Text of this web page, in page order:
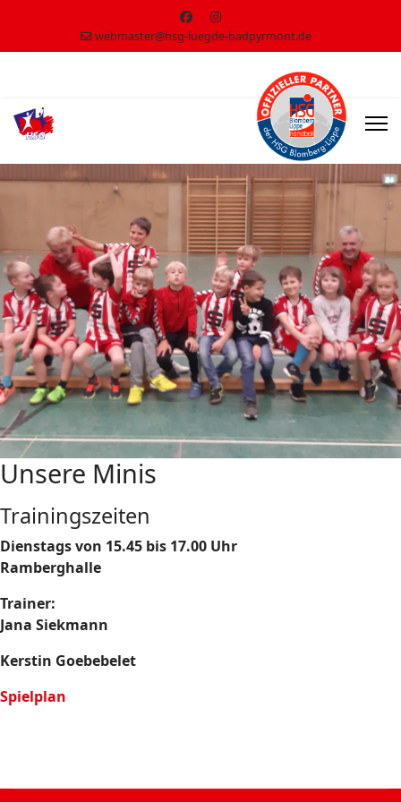
webmaster@hsg-luegde-badpyrmont.de
Unsere Minis
Trainingszeiten
Dienstags von 15.45 bis 17.00 Uhr
Ramberghalle
Trainer:
Jana Siekmann
Kerstin Goebebelet
Spielplan